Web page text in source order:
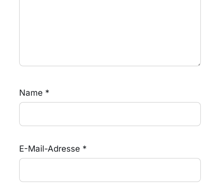
Name *
E-Mail-Adresse *